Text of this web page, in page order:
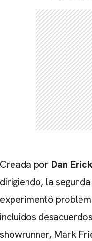
Creada por Dan
dirigiendo, la
experimentó
incluidos
showrunner, Mark